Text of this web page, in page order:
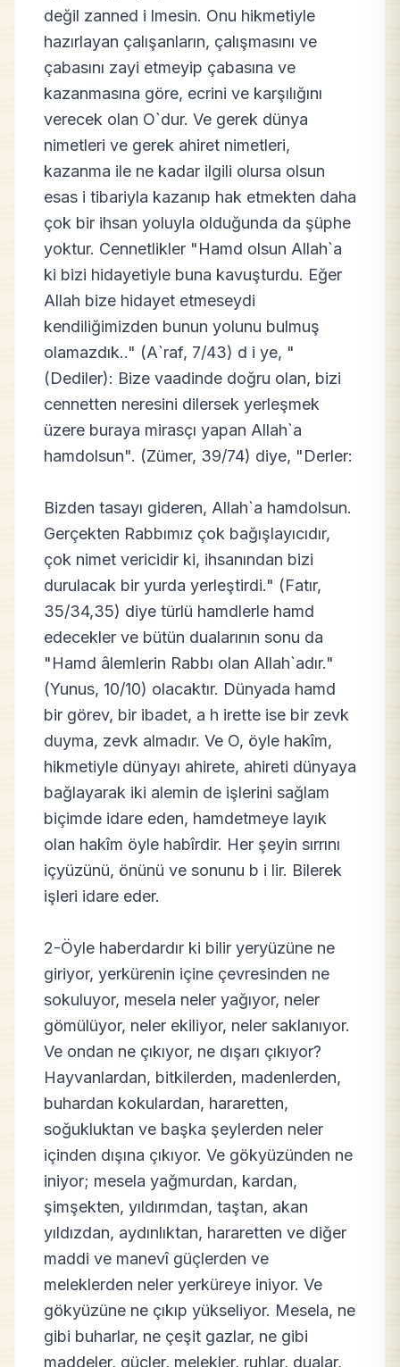
değil zanned i lmesin. Onu hikmetiyle
hazırlayan çalışanların, çalışmasını ve
çabasını zayi etmeyip çabasına ve
kazanmasına göre, ecrini ve karşılığını
verecek olan O`dur. Ve gerek dünya
nimetleri ve gerek ahiret nimetleri,
kazanma ile ne kadar ilgili olursa olsun
esas i tibariyla kazanıp hak etmekten daha
çok bir ihsan yoluyla olduğunda da şüphe
yoktur. Cennetlikler "Hamd olsun Allah`a
ki bizi hidayetiyle buna kavuşturdu. Eğer
Allah bize hidayet etmeseydi
kendiliğimizden bunun yolunu bulmuş
olamazdık.." (A`raf, 7/43) d i ye, "
(Dediler): Bize vaadinde doğru olan, bizi
cennetten neresini dilersek yerleşmek
üzere buraya mirasçı yapan Allah`a
hamdolsun". (Zümer, 39/74) diye, "Derler:
Bizden tasayı gideren, Allah`a hamdolsun.
Gerçekten Rabbımız çok bağışlayıcıdır,
çok nimet vericidir ki, ihsanından bizi
durulacak bir yurda yerleştirdi." (Fatır,
35/34,35) diye türlü hamdlerle hamd
edecekler ve bütün dualarının sonu da
"Hamd âlemlerin Rabbı olan Allah`adır."
(Yunus, 10/10) olacaktır. Dünyada hamd
bir görev, bir ibadet, a h irette ise bir zevk
duyma, zevk almadır. Ve O, öyle hakîm,
hikmetiyle dünyayı ahirete, ahireti dünyaya
bağlayarak iki alemin de işlerini sağlam
biçimde idare eden, hamdetmeye layık
olan hakîm öyle habîrdir. Her şeyin sırrını
içyüzünü, önünü ve sonunu b i lir. Bilerek
işleri idare eder.
2-Öyle haberdardır ki bilir yeryüzüne ne
giriyor, yerkürenin içine çevresinden ne
sokuluyor, mesela neler yağıyor, neler
gömülüyor, neler ekiliyor, neler saklanıyor.
Ve ondan ne çıkıyor, ne dışarı çıkıyor?
Hayvanlardan, bitkilerden, madenlerden,
buhardan kokulardan, hararetten,
soğukluktan ve başka şeylerden neler
içinden dışına çıkıyor. Ve gökyüzünden ne
iniyor; mesela yağmurdan, kardan,
şimşekten, yıldırımdan, taştan, akan
yıldızdan, aydınlıktan, hararetten ve diğer
maddi ve manevî güçlerden ve
meleklerden neler yerküreye iniyor. Ve
gökyüzüne ne çıkıp yükseliyor. Mesela, ne
gibi buharlar, ne çeşit gazlar, ne gibi
maddeler, güçler, melekler, ruhlar, dualar,